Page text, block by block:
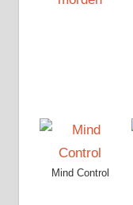
Mind Control